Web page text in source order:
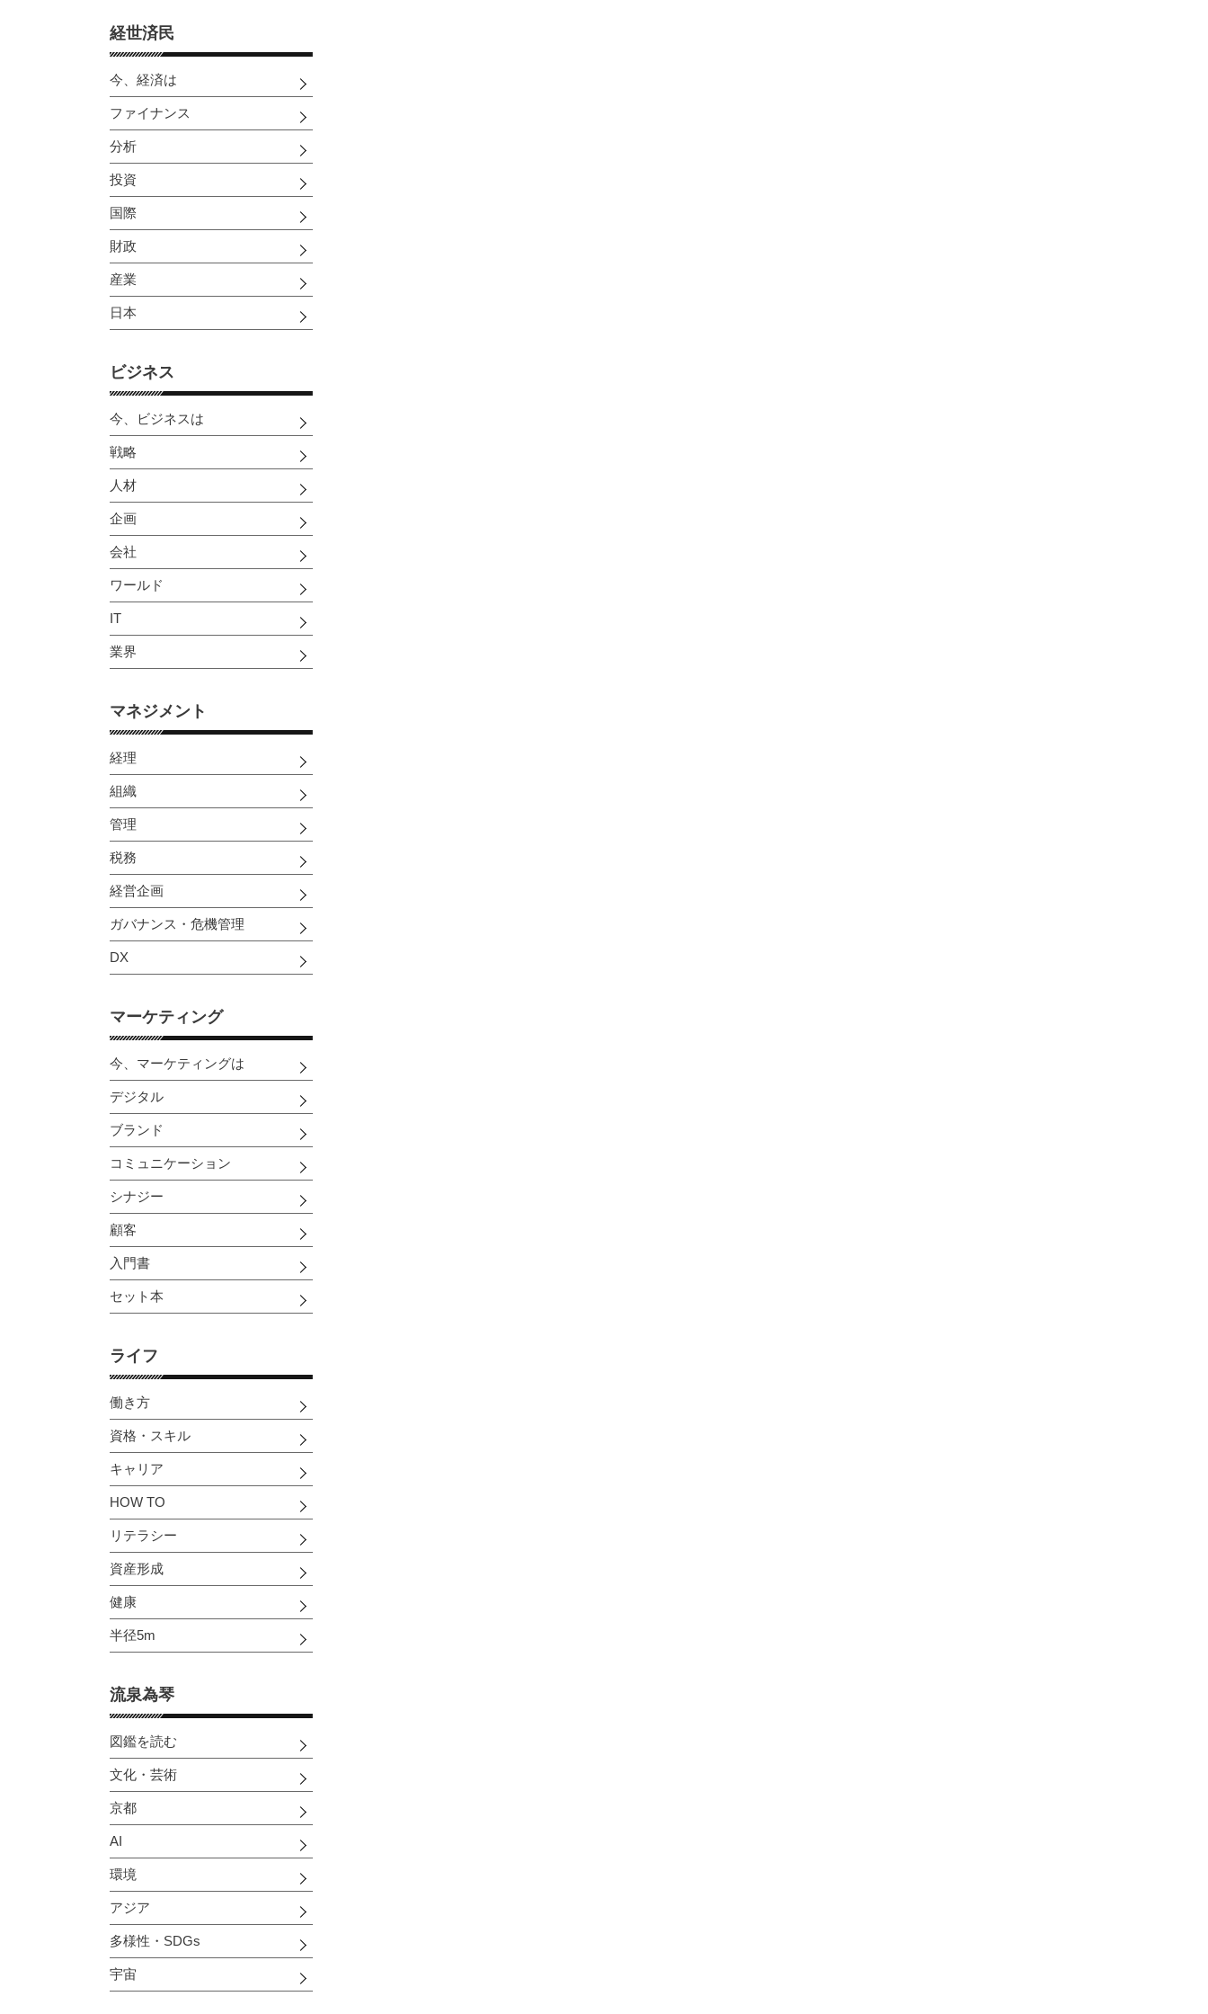
経世済民
今、経済は
ファイナンス
分析
投資
国際
財政
産業
日本
ビジネス
今、ビジネスは
戦略
人材
企画
会社
ワールド
IT
業界
マネジメント
経理
組織
管理
税務
経営企画
ガバナンス・危機管理
DX
マーケティング
今、マーケティングは
デジタル
ブランド
コミュニケーション
シナジー
顧客
入門書
セット本
ライフ
働き方
資格・スキル
キャリア
HOW TO
リテラシー
資産形成
健康
半径5m
流泉為琴
図鑑を読む
文化・芸術
京都
AI
環境
アジア
多様性・SDGs
宇宙